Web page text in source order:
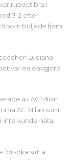
ruskigt bra i
3-2 efter
som böljade fram
Luciano
var en oavgjord
av AC Milan
AC Milan som
inte kunde näta
försöka sätta